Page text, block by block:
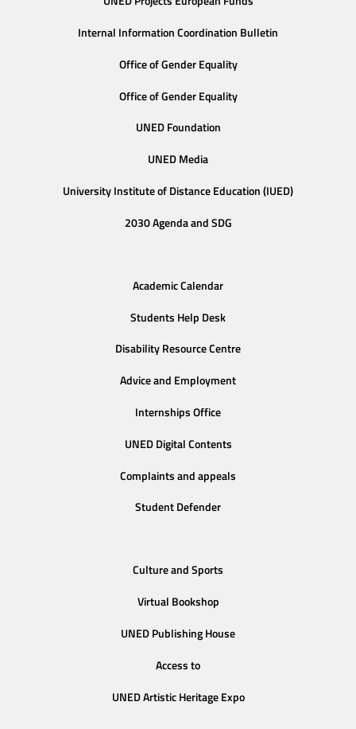
Internal Information Coordination Bulletin
Office of Gender Equality
Office of Gender Equality
UNED Foundation
UNED Media
University Institute of Distance Education (IUED)
2030 Agenda and SDG
Academic Calendar
Students Help Desk
Disability Resource Centre
Advice and Employment
Internships Office
UNED Digital Contents
Complaints and appeals
Student Defender
Culture and Sports
Virtual Bookshop
UNED Publishing House
Access to
UNED Artistic Heritage Expo